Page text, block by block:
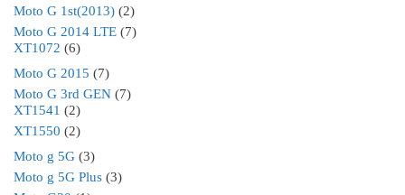
Moto G 1st(2013) (2)
Moto G 2014 LTE (7)
XT1072 (6)
Moto G 2015 (7)
Moto G 3rd GEN (7)
XT1541 (2)
XT1550 (2)
Moto g 5G (3)
Moto g 5G Plus (3)